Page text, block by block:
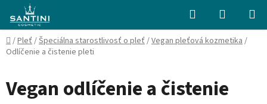
Prejsť
obsah
Hľadať
KOŠÍK
Domov
/Pleť/Špeciálna starostlivosť o pleť/Vegan pleťová kozmetika/
Odlíčenie a čistenie pleti
Vegan odlíčenie a čistenie